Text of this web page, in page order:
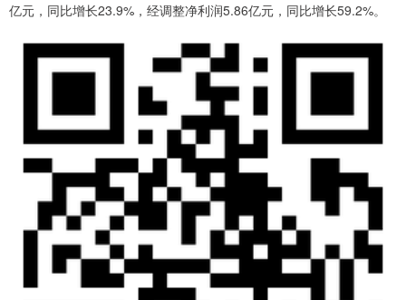
亿元，同比增长23.9%，经调整净利润5.86亿元，同比增长59.2%。